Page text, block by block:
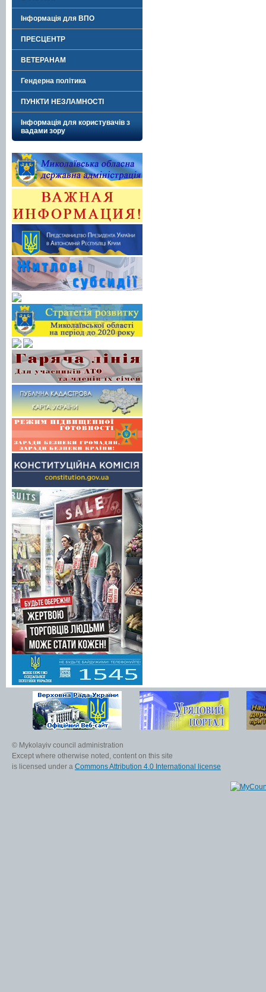
Інформація для ВПО
ПРЕСЦЕНТР
ВЕТЕРАНАМ
Гендерна політика
ПУНКТИ НЕЗЛАМНОСТІ
Інформація для користувачів з
вадами зору
© Mykolayiv council administration
Except where otherwise noted, content on this site
is licensed under a Commons Attribution 4.0 International license